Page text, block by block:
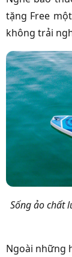
tặng Free
không trải
Sống ảo chất
Ngoài những